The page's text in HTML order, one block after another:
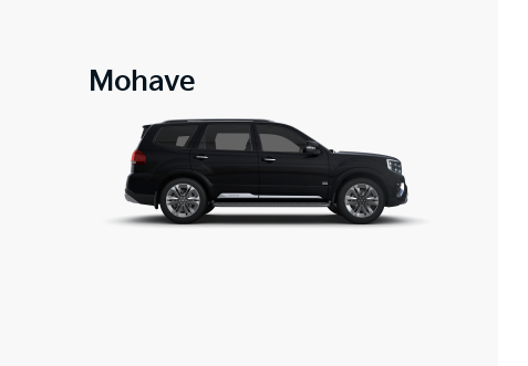
Mohave